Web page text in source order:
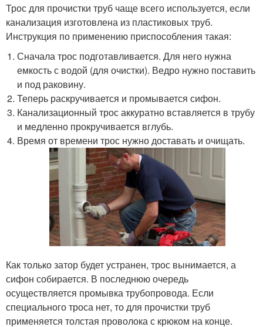
Трос для прочистки труб чаще всего используется, если
канализация изготовлена из пластиковых труб.
Инструкция по применению приспособления такая:
Сначала трос подготавливается. Для него нужна
емкость с водой (для очистки). Ведро нужно поставить
и под раковину.
Теперь раскручивается и промывается сифон.
Канализационный трос аккуратно вставляется в трубу
и медленно прокручивается вглубь.
Время от времени трос нужно доставать и очищать.
Как только затор будет устранен, трос вынимается, а
сифон собирается. В последнюю очередь
осуществляется промывка трубопровода. Если
специального троса нет, то для прочистки труб
применяется толстая проволока с крюком на конце.